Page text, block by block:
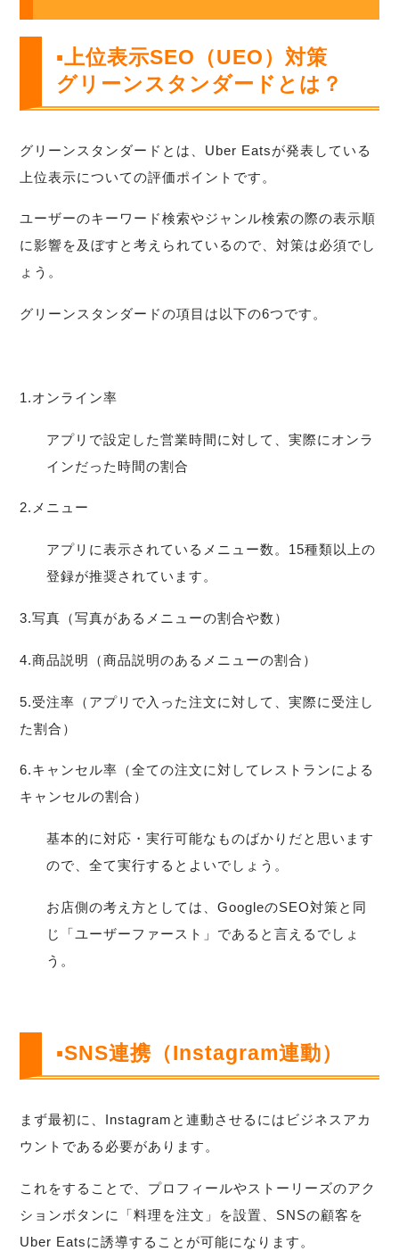
▪上位表示SEO（UEO）対策
グリーンスタンダードとは？
グリーンスタンダードとは、Uber Eatsが発表している
上位表示についての評価ポイントです。
ユーザーのキーワード検索やジャンル検索の際の表示順
に影響を及ぼすと考えられているので、対策は必須でし
ょう。
グリーンスタンダードの項目は以下の6つです。
1.オンライン率
アプリで設定した営業時間に対して、実際にオンラ
インだった時間の割合
2.メニュー
アプリに表示されているメニュー数。15種類以上の
登録が推奨されています。
3.写真（写真があるメニューの割合や数）
4.商品説明（商品説明のあるメニューの割合）
5.受注率（アプリで入った注文に対して、実際に受注し
た割合）
6.キャンセル率（全ての注文に対してレストランによる
キャンセルの割合）
基本的に対応・実行可能なものばかりだと思います
ので、全て実行するとよいでしょう。
お店側の考え方としては、GoogleのSEO対策と同
じ「ユーザーファースト」であると言えるでしょ
う。
▪SNS連携（Instagram連動）
まず最初に、Instagramと連動させるにはビジネスアカ
ウントである必要があります。
これをすることで、プロフィールやストーリーズのアク
ションボタンに「料理を注文」を設置、SNSの顧客を
Uber Eatsに誘導することが可能になります。